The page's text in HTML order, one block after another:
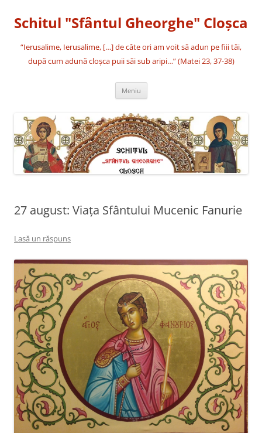
conținut
Schitul "Sfântul Gheorghe" Cloşca
“Ierusalime, Ierusalime, […] de câte ori am voit să adun pe fiii tăi,
după cum adună cloşca puii săi sub aripi…” (Matei 23, 37-38)
Meniu
27 august: Viața Sfântului Mucenic Fanurie
Lasă un răspuns